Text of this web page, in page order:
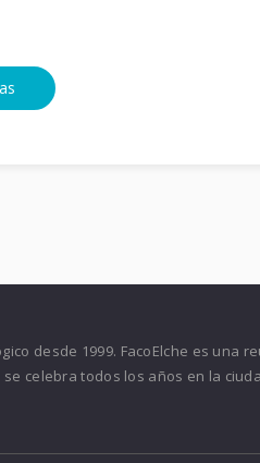
desde 1999. FacoElche es una
celebra todos los años en la